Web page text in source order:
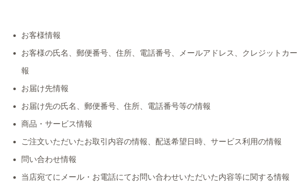
お客様情報
お客様の氏名、郵便番号、住所、電話番号、メールアドレス、クレジットカ
報
お届け先情報
お届け先の氏名、郵便番号、住所、電話番号等の情報
商品・サービス情報
ご注文いただいたお取引内容の情報、配送希望日時、サービス利用の情報
問い合わせ情報
当店宛てにメール・お電話にてお問い合わせいただいた内容等に関する情報